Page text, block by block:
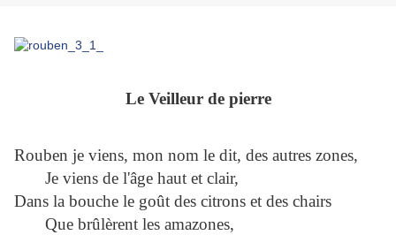
Le Veilleur de pierre
Rouben je viens, mon nom le dit, des autres zones,
Je viens de l'âge haut et clair,
Dans la bouche le goût des citrons et des chairs
Que brûlèrent les amazones,